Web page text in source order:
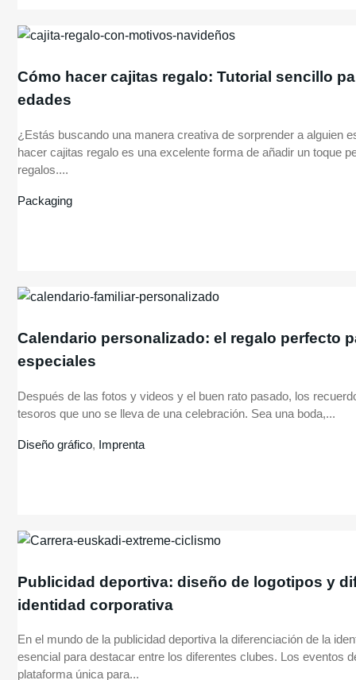
Cómo hacer cajitas regalo: Tutorial sencillo
edades
¿Estás buscando una manera creativa de sorprender a alguien
hacer cajitas regalo es una excelente forma de añadir un toque
regalos....
Packaging
Calendario personalizado: el regalo perfecto
especiales
Después de las fotos y videos y el buen rato pasado, los
tesoros que uno se lleva de una celebración. Sea una boda,...
Diseño gráfico, Imprenta
Publicidad deportiva: diseño de logotipos y
identidad corporativa
En el mundo de la publicidad deportiva la diferenciación de la
esencial para destacar entre los diferentes clubes. Los eventos
plataforma única para...